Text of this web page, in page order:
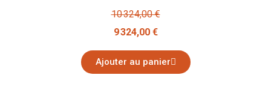
10 324,00 €
9 324,00 €
Ajouter au panier